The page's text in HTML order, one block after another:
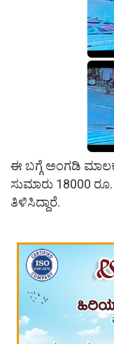
ಈ ಬಗ್ಗೆ ಅಂಗಡಿ
ಸುಮಾರು 18000
ತಿಳಿಸಿದ್ದಾರೆ.